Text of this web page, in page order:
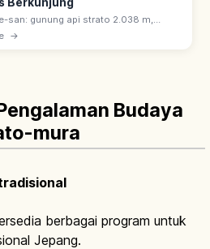
Berkunjung
san: gunung api strato 2.038 m,
Tohoku. Dijuluki 'Nanbu Fuji' karena
→
Budaya
mura
berbagai program untuk
Jepang.